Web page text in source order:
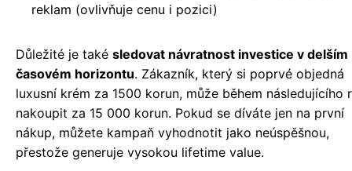
reklam (ovlivňuje cenu i pozici)
Důležité je také sledovat návratnost investice v delším
časovém horizontu. Zákazník, který si poprvé objedná
luxusní krém za 1500 korun, může během následujícího
nakoupit za 15 000 korun. Pokud se díváte jen na první
nákup, můžete kampaň vyhodnotit jako neúspěšnou,
přestože generuje vysokou lifetime value.